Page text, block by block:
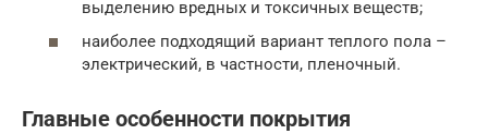
выделению вредных и токсичных веществ;
наиболее подходящий вариант теплого пола –
электрический, в частности, пленочный.
Главные особенности покрытия